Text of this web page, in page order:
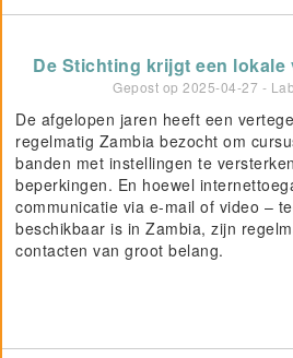
De Stichting krijgt een
Gepost op2025-04-27 -
De afgelopen jaren heeft een
regelmatig Zambia bezocht om
banden met instellingen te
beperkingen. En hoewel
communicatie via e-mail of video –
beschikbaar is in Zambia, zijn
contacten van groot belang.